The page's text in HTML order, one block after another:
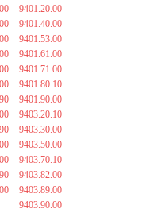
9401.20.00
9401.40.00
9401.53.00
9401.61.00
9401.71.00
9401.80.10
9401.90.00
9403.20.10
9403.30.00
9403.50.00
9403.70.10
9403.82.00
9403.89.00
9403.90.00